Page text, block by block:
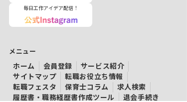
毎日工作アイデア配信！
メニュー
ホーム 会員登録
サービス紹介
サイトマップ
転職お役立ち情報
転職フェスタ
保育士コラム
求人検索
履歴書・職務経歴書作成ツール
退会手続き